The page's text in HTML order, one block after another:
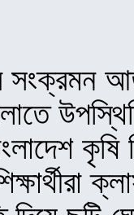
সংক্রমন